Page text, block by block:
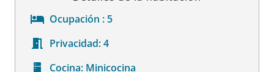
Ocupación : 5
Privacidad:4
Cocina: Minicocina